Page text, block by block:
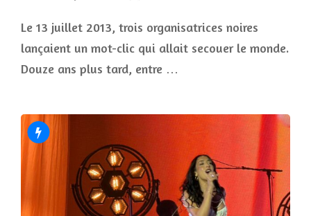
Le 13 juillet 2013, trois organisatrices noires
lançaient un mot-clic qui allait secouer le monde.
Douze ans plus tard, entre …